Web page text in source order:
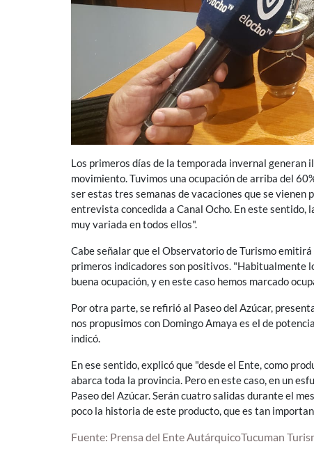
Los primeros días de la temporada invernal
movimiento. Tuvimos una ocupación de arriba del
ser estas tres semanas de vacaciones que se vienen
entrevista concedida a Canal Ocho. En este sentido,
muy variada en todos ellos".
Cabe señalar que el Observatorio de Turismo
primeros indicadores son positivos. "Habitualmente
buena ocupación, y en este caso hemos marcado
Por otra parte, se refirió al Paseo del Azúcar,
nos propusimos con Domingo Amaya es el de
indicó.
En ese sentido, explicó que "desde el Ente, como
abarca toda la provincia. Pero en este caso, en un
Paseo del Azúcar. Serán cuatro salidas durante el
poco la historia de este producto, que es tan
Fuente: Prensa del Ente AutárquicoTucuman